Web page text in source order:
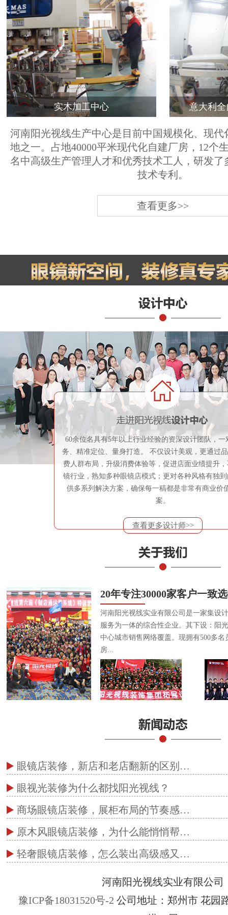
实木加工中心 意大利
河南阳光视线生产中心是目前中国规模化、现代
地之一。占地40000平米现代化自建厂房，12个
名中高级生产管理人才和优秀技术工人，研发了
技术专利。
查看更多>>
60余位名具有5年以上行业经验的资深设计团队，一
务、精准定位、量身打造。 不仅设计美观，更通过
费人群布局，升级消费体验等，促进店面业绩提升
镜行业，熟知多种眼镜店模式；更对各种风格有独
供多系列解决方案，确保每一稿都是非常有商业价
案。
查看更多设计师>>
20年专注30000家客户一致
河南阳光视线实业有限公司是一家集设
服务为一体的综合性企业。其下设：阳
中心城市销售网络覆盖。现拥有500多
房...
眼镜店装修，新店和老店翻新的区别…
眼视光装修为什么都找阳光视线？
商场眼镜店装修，展柜布局的节奏感…
原木风眼镜店装修，为什么能悄悄帮…
轻奢眼镜店装修，怎么装出高级感又…
河南阳光视线实业有限公司
豫ICP备18031520号-2 公司地址：郑州市 花园